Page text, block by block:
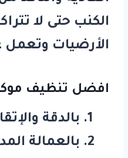
الكنب حتى لا
الأرضيات وتعمل
افضل تنظيف
بالدقة
بالعمالة